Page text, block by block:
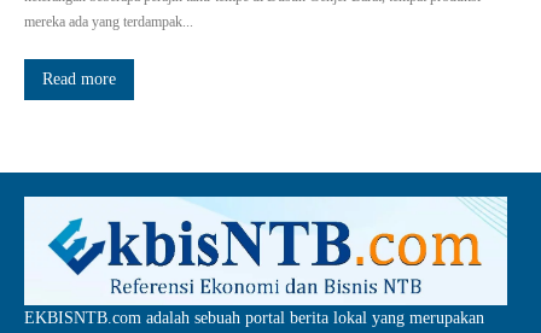
mereka ada yang terdampak...
Read more
EKBISNTB.com adalah sebuah portal berita lokal yang merupakan